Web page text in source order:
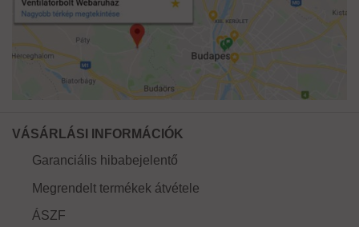
VÁSÁRLÁSI INFORMÁCIÓK
Garanciális hibabejelentő
Megrendelt termékek átvétele
ÁSZF